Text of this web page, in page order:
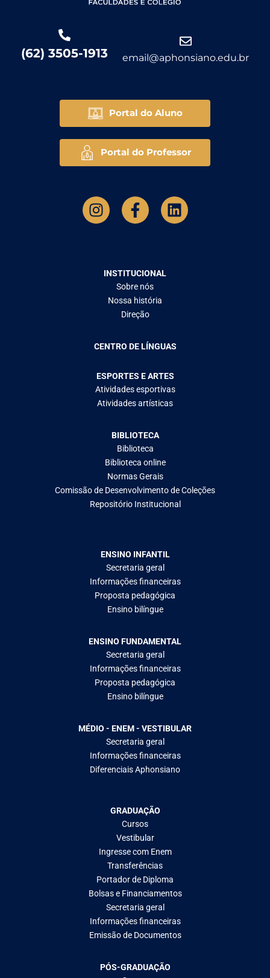
(62) 3505-1913 email@aphonsiano.edu.br
Portal do Aluno
Portal do Professor
INSTITUCIONAL
Sobre nós
Nossa história
Direção
CENTRO DE LÍNGUAS
ESPORTES E ARTES
Atividades esportivas
Atividades artísticas
BIBLIOTECA
Biblioteca
Biblioteca online
Normas Gerais
Comissão de Desenvolvimento de Coleções
Repositório Institucional
ENSINO INFANTIL
Secretaria geral
Informações financeiras
Proposta pedagógica
Ensino bilíngue
ENSINO FUNDAMENTAL
Secretaria geral
Informações financeiras
Proposta pedagógica
Ensino bilíngue
MÉDIO - ENEM - VESTIBULAR
Secretaria geral
Informações financeiras
Diferenciais Aphonsiano
GRADUAÇÃO
Cursos
Vestibular
Ingresse com Enem
Transferências
Portador de Diploma
Bolsas e Financiamentos
Secretaria geral
Informações financeiras
Emissão de Documentos
PÓS-GRADUAÇÃO